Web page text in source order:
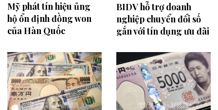
Mỹ phát tín hiệu ủng
hộ ổn định đồng won
của Hàn Quốc
BIDV hỗ trợ doanh
nghiệp chuyển đổi số
gắn với tín dụng ưu đãi